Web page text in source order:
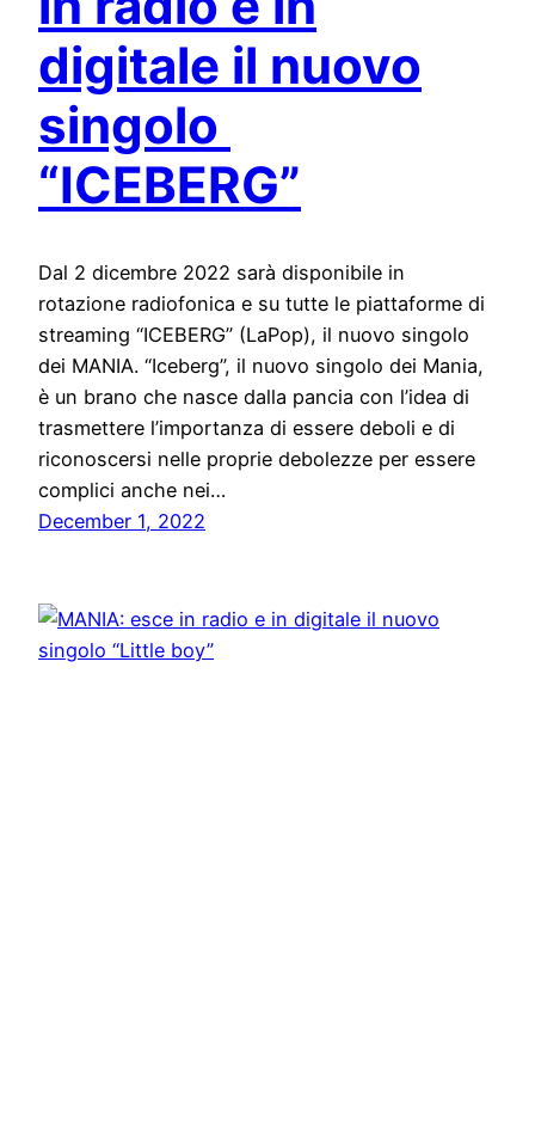
digitale il nuovo
singolo
“ICEBERG”
Dal 2 dicembre 2022 sarà disponibile in
rotazione radiofonica e su tutte le piattaforme di
streaming “ICEBERG” (LaPop), il nuovo singolo
dei MANIA. “Iceberg”, il nuovo singolo dei Mania,
è un brano che nasce dalla pancia con l’idea di
trasmettere l’importanza di essere deboli e di
riconoscersi nelle proprie debolezze per essere
complici anche nei…
December 1, 2022